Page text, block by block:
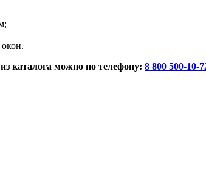
каталога можно по телефону: 8 800 500-10-